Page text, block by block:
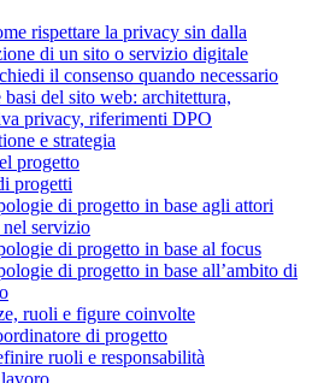
rispettare la privacy sin dalla
di un sito o servizio digitale
il consenso quando necessario
basi del sito web: architettura,
privacy, riferimenti DPO
e strategia
progetto
progetti
di progetto in base agli attori
servizio
di progetto in base al focus
di progetto in base all’ambito di
ruoli e figure coinvolte
di progetto
ruoli e responsabilità